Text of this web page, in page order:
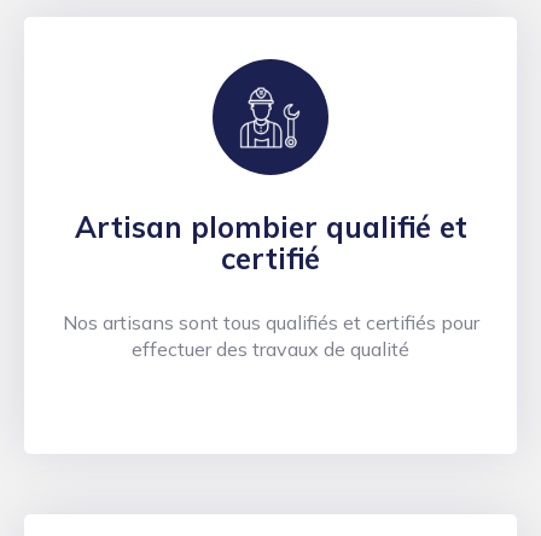
Artisan plombier qualifié et
certifié
Nos artisans sont tous qualifiés et certifiés pour
effectuer des travaux de qualité